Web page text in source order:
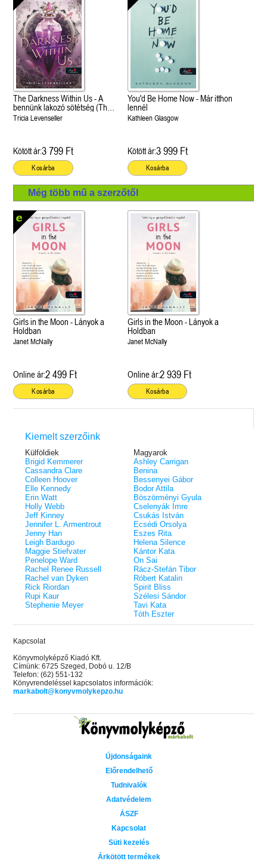
The Darkness Within Us - A
bennünk lakozó sötétség (The
Shadows Between Us 2.)
Tricia Levenseller
Kötött ár:3 799 Ft
Kosárba
You'd Be Home Now - Már itthon
lennél
Kathleen Glasgow
Kötött ár:3 999 Ft
Kosárba
Még több mű a szerzőtől
Girls in the Moon - Lányok a
Holdban
Janet McNally
Online ár:2 499 Ft
Kosárba
Girls in the Moon - Lányok a
Holdban
Janet McNally
Online ár:2 939 Ft
Kosárba
Kiemelt szerzőink
Külföldiek
Brigid Kemmerer
Cassandra Clare
Colleen Hoover
Elle Kennedy
Erin Watt
Holly Webb
Jeff Kinney
Jennifer L. Armentrout
Jenny Han
Leigh Bardugo
Maggie Stiefvater
Penelope Ward
Rachel Renee Russell
Rachel van Dyken
Rick Riordan
Rupi Kaur
Stephenie Meyer
Magyarok
Ashley Carrigan
Benina
Bessenyei Gábor
Bodor Attila
Böszörményi Gyula
Cselenyák Imre
Csukás István
Ecsédi Orsolya
Eszes Rita
Helena Silence
Kántor Kata
On Sai
Rácz-Stefán Tibor
Róbert Katalin
Spirit Bliss
Szélesi Sándor
Tavi Kata
Tóth Eszter
Kapcsolat
Könyvmolyképző Kiadó Kft.
Címünk: 6725 Szeged, Dobó u. 12/B
Telefon: (62) 551-132
Könyvrendeléssel kapcsolatos információk:
markabolt@konyvmolykepzo.hu
Újdonságaink
Előrendelhető
Tudnivalók
Adatvédelem
ÁSZF
Kapcsolat
Süti kezelés
Árkötött termékek